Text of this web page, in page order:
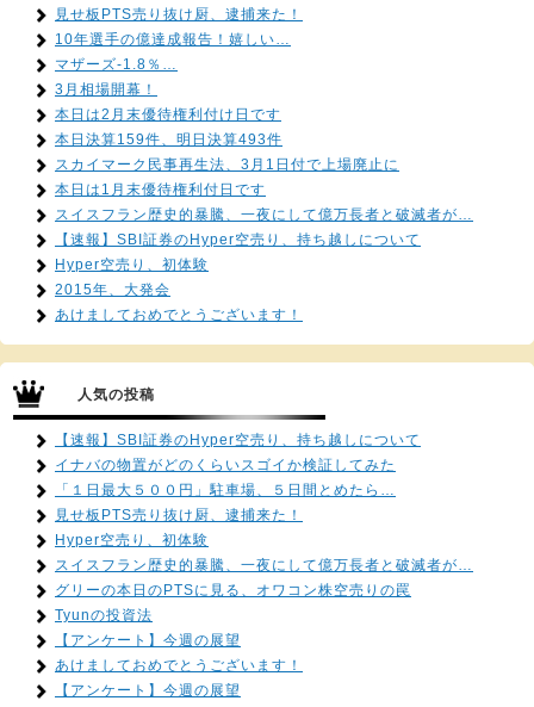
見せ板PTS売り抜け厨、逮捕来た！
10年選手の億達成報告！嬉しい…
マザーズ-1.8％…
3月相場開幕！
本日は2月末優待権利付け日です
本日決算159件、明日決算493件
スカイマーク民事再生法、3月1日付で上場廃止に
本日は1月末優待権利付日です
スイスフラン歴史的暴騰、一夜にして億万長者と破滅者が…
【速報】SBI証券のHyper空売り、持ち越しについて
Hyper空売り、初体験
2015年、大発会
あけましておめでとうございます！
人気の投稿
【速報】SBI証券のHyper空売り、持ち越しについて
イナバの物置がどのくらいスゴイか検証してみた
「１日最大５００円」駐車場、５日間とめたら…
見せ板PTS売り抜け厨、逮捕来た！
Hyper空売り、初体験
スイスフラン歴史的暴騰、一夜にして億万長者と破滅者が…
グリーの本日のPTSに見る、オワコン株空売りの罠
Tyunの投資法
【アンケート】今週の展望
あけましておめでとうございます！
【アンケート】今週の展望